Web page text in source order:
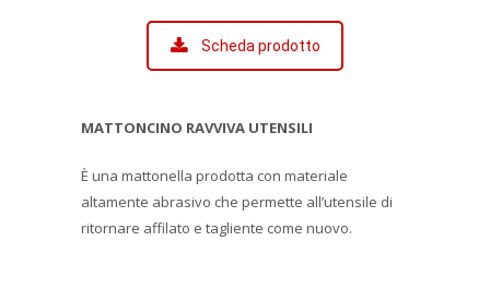
Scheda prodotto
MATTONCINO RAVVIVA UTENSILI
È una mattonella prodotta con materiale
altamente abrasivo che permette all’utensile di
ritornare affilato e tagliente come nuovo.